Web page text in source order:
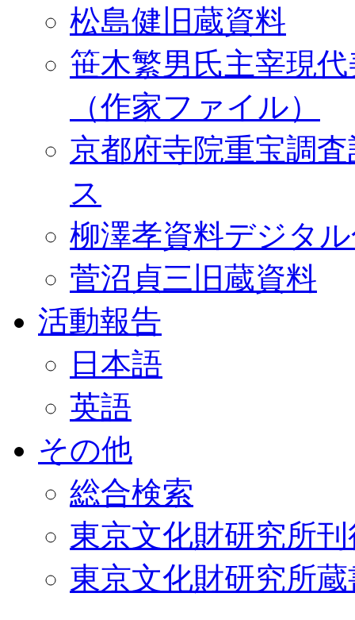
松島健旧蔵資料
笹木繁男氏主宰現
（作家ファイル）
京都府寺院重宝調
ス
柳澤孝資料デジタ
菅沼貞三旧蔵資料
活動報告
日本語
英語
その他
総合検索
東京文化財研究所
東京文化財研究所